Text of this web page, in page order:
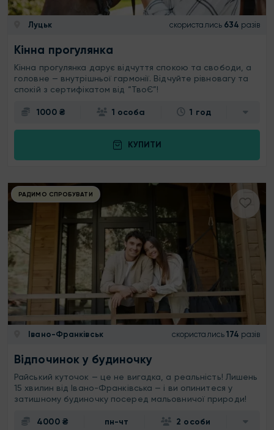
Луцьк скористались 634 разів
Кінна прогулянка
Кінна прогулянка дарує відчуття спокою та свободи, а
головне — внутрішньої гармонії. Відчуйте рівновагу та
спокій з сертифікатом від “ТвоЄ”!
1000 ₴ 1 особа 1 год
КУПИТИ
РАДИМО СПРОБУВАТИ
Івано-Франківськ скористались 174 разів
Відпочинок у будиночку
Райський куточок — це не вигадка, а реальність! Лишень
15 хвилин від Івано-Франківська — і ви опинитеся у
затишному будиночку посеред мальовничої природи!
4000 ₴ пн-чт 2 особи